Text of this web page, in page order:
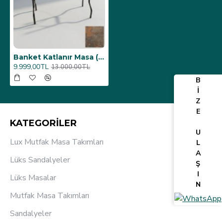
Banket Katlanır Masa (Werzalit, Allzalit. Vermodin Tabla 80x140) - Metalic Oxid 1
9.999,00TL 13.000,00TL
KATEGORİLER
Lux Mutfak Masa Takımları
Lüks Sandalyeler
Lüks Masalar
Mutfak Masa Takımları
Sandalyeler
B
İ
Z
E
U
L
A
Ş
I
N